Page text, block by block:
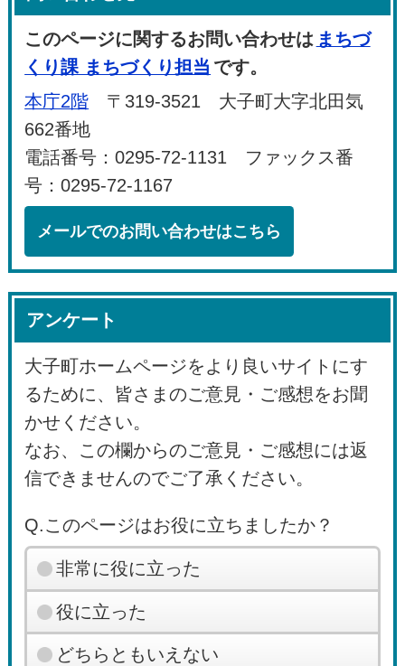
このページに関するお問い合わせは まちづ
くり課 まちづくり担当 です。
本庁2階 〒319-3521 大子町大字北田気
662番地
電話番号：0295-72-1131 ファックス番
号：0295-72-1167
メールでのお問い合わせはこちら
アンケート
大子町ホームページをより良いサイトにす
るために、皆さまのご意見・ご感想をお聞
かせください。
なお、この欄からのご意見・ご感想には返
信できませんのでご了承ください。
Q.このページはお役に立ちましたか？
非常に役に立った
役に立った
どちらともいえない